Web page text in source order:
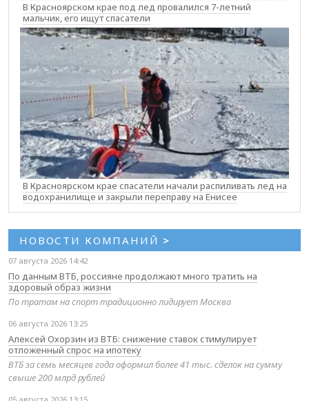
В Красноярском крае под лед провалился 7-летний
мальчик, его ищут спасатели
В Красноярском крае спасатели начали распиливать лед на
водохранилище и закрыли переправу на Енисее
НОВОСТИ КОМПАНИЙ >
07 августа 2026 14:42
По данным ВТБ, россияне продолжают много тратить на
здоровый образ жизни
По тратам на спорт традиционно лидирует Москва
06 августа 2026 13:25
Алексей Охорзин из ВТБ: снижение ставок стимулирует
отложенный спрос на ипотеку
ВТБ за семь месяцев года оформил более 41 тыс. сделок на сумму
свыше 200 млрд рублей